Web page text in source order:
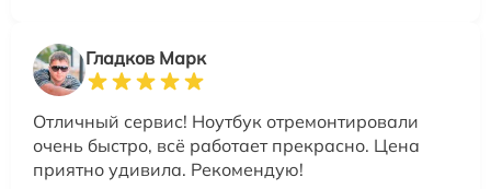
Гладков Марк
Отличный сервис! Ноутбук отремонтировали
очень быстро, всё работает прекрасно. Цена
приятно удивила. Рекомендую!